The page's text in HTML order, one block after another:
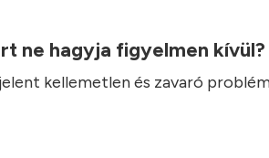
ne hagyja figyelmen kívül?
kellemetlen és zavaró